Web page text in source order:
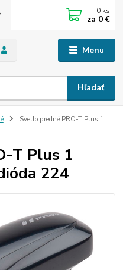
Menu
Hľadať
0 ks
za 0 €
Svetlo predné PRO-T Plus 1
T Plus 1
224